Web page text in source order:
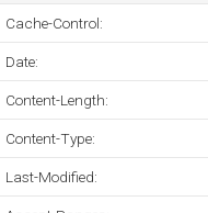
Cache-Control:
Date:
Content-Length:
Content-Type:
Last-Modified: